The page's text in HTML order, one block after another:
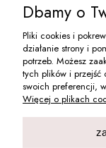
Dbamy o
Pliki cookies i
działanie strony i
potrzeb. Możesz
tych plików i przejść
swoich preferencji,
Więcej o plikach